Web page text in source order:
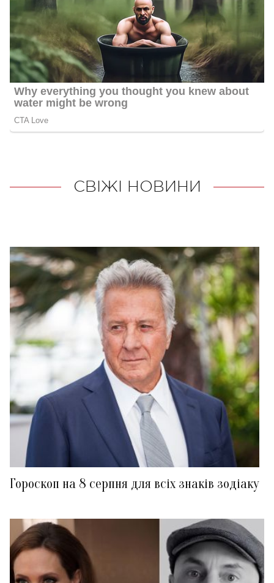
СВІЖІ НОВИНИ
Гороскоп на 8 серпня для всіх знаків зодіаку